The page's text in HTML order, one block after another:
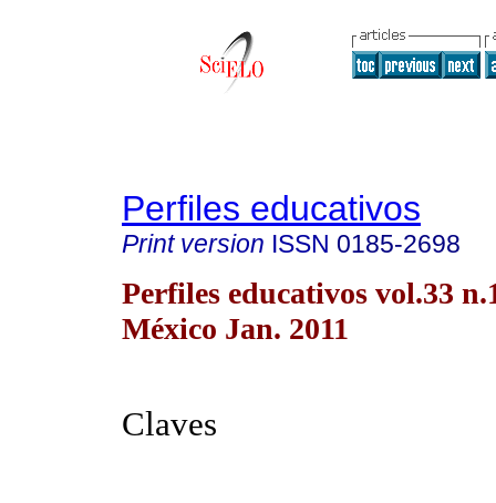
Perfiles educativos
Print version ISSN 0185-2698
Perfiles educativos vol.33
México Jan. 2011
Claves